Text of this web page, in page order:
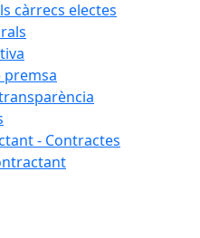
càrrecs electes
premsa
- Contractes